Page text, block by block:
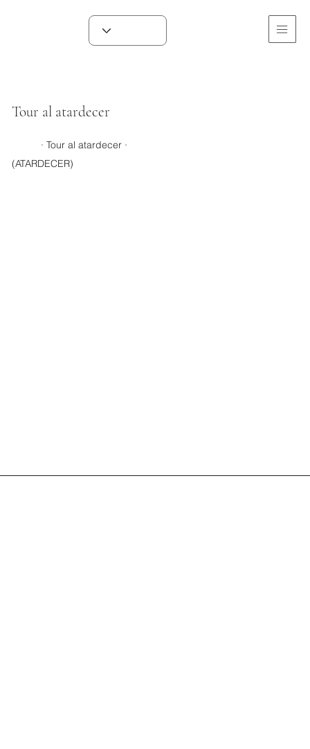
Tour al atardecer
· Tour al atardecer ·
(ATARDECER)